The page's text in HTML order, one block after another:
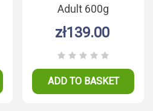
Adult 600g
zł139.00
ADD TO BASKET